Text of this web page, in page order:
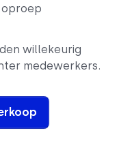
willekeurig
medewerkers.